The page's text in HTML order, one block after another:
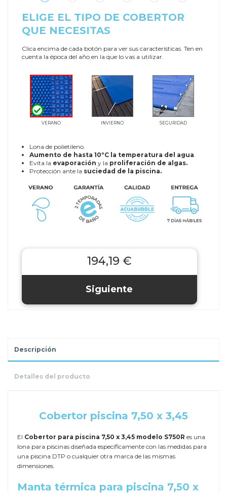
ELIGE EL TIPO DE COBERTOR
QUE NECESITAS
Clica encima de cada botón para ver sus características. Ten en
cuenta la época del año en la que lo vas a utilizar.
VERANO INVIERNO SEGURIDAD
Lona de polietileno.
Aumento de hasta 10ºC la temperatura del agua.
Evita la evaporación y la proliferación de algas.
Protección ante la suciedad de la piscina.
194,19 €
Descripción
Detalles del producto
Cobertor piscina 7,50 x 3,45
El Cobertor para piscina 7,50 x 3,45 modelo S750R es una
lona para piscinas diseñada específicamente con las medidas para
una piscina DTP o cualquier otra marca de las mismas
dimensiones.
Manta térmica para piscina 7,50 x